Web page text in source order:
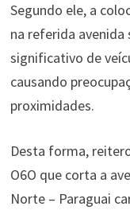
Segundo ele, a
na referida avenida
significativo de
causando
proximidades.
Desta forma,
O6O que corta a
Norte – Paraguai